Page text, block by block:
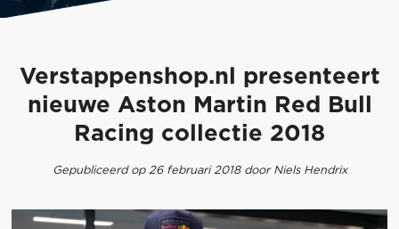
Verstappenshop.nl presenteert
nieuwe Aston Martin Red Bull
Racing collectie 2018
Gepubliceerd op 26 februari 2018 door Niels Hendrix